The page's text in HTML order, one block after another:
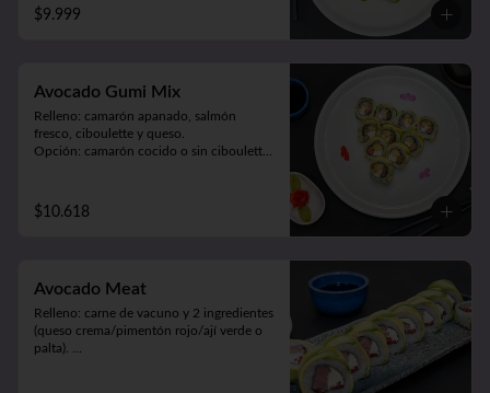
$9.999
Avocado Gumi Mix
Relleno: camarón apanado, salmón
fresco, ciboulette y queso.
Opción: camarón cocido o sin ciboulette
$10.618
Avocado Meat
Relleno: carne de vacuno y 2 ingredientes
(queso crema/pimentón rojo/ají verde o
palta).